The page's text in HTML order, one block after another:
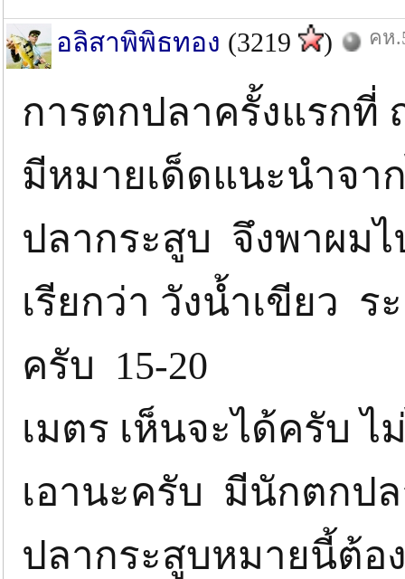
อลิสาพิพิธทอง (3219 ) คห
การตกปลาครั้งแรก
มีหมายเด็ดแนะนำจา
ปลากระสูบ จึงพาผมไ
เรียกว่า วังน้ำเขียว
ครับ 15-20
เมตร เห็นจะได้ครับ
เอานะครับ มีนักตกป
ปลากระสูบหมายนี้ต้อ